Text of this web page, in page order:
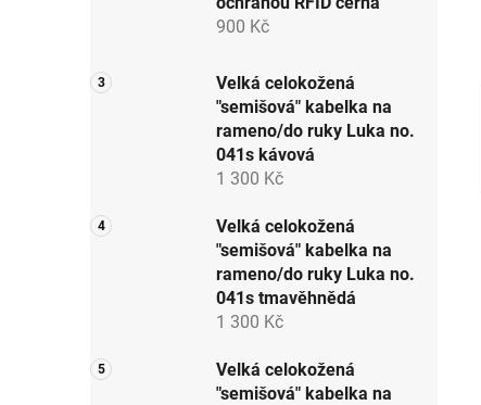
n
e
900 Kč
Velká celokožená
"semišová" kabelka na
rameno/do ruky Luka no.
041s kávová
1 300 Kč
Velká celokožená
"semišová" kabelka na
rameno/do ruky Luka no.
041s tmavěhnědá
1 300 Kč
Velká celokožená
"semišová" kabelka na